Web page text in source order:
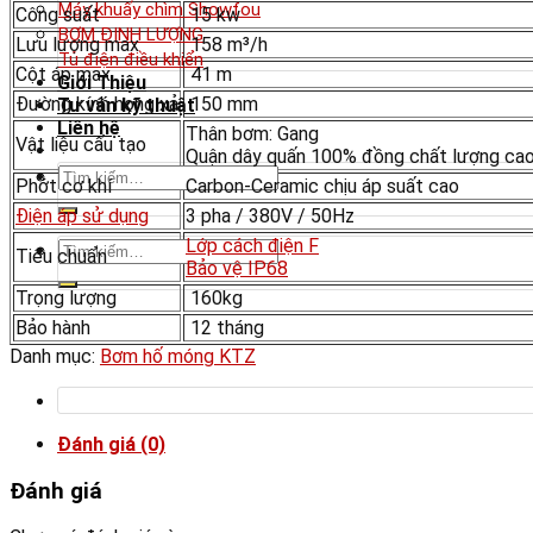
Máy khuấy chìm Showfou
BƠM ĐỊNH LƯỢNG
Tủ điện điều khiển
Giới Thiệu
Tư vấn kỹ thuật
Liên hệ
Tìm
kiếm:
Tìm
Công suất
15 kw
Lưu lượng max
158 m³/h
Cột áp max
41 m
Đường kính họng xả 150 mm
Vật liệu cấu tạo
Thân bơm: Gang
Quận dây quấn 100% đồng chất lượng
Phớt cơ khí
Carbon-Ceramic chịu áp suất cao
Điện áp sử dụng
3 pha / 380V / 50Hz
Tiêu chuẩn
Lớp cách điện F
Bảo vệ IP68
Trọng lượng
160kg
Bảo hành
12 tháng
Danh mục: Bơm hố móng KTZ
Đánh giá (0)
Đánh giá